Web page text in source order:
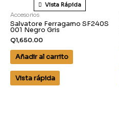
Vista Rápida
Accesorios
Salvatore Ferragamo SF240S
001 Negro Gris
Q1,650.00
Añadir al carrito
Vista rápida